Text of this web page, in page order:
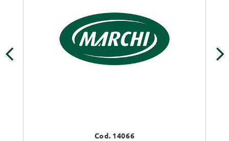
Cod. 14066